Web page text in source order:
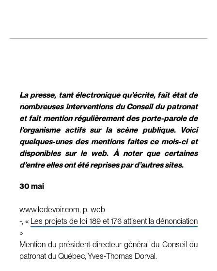
La presse, tant électronique qu’écrite, fait état de
nombreuses interventions du Conseil du patronat
et fait mention régulièrement des porte-parole de
l’organisme actifs sur la scène publique. Voici
quelques-unes des mentions faites ce mois-ci et
disponibles sur le web. À noter que certaines
d’entre elles ont été reprises par d’autres sites.
30 mai
www.ledevoir.com, p. web
-, « Les projets de loi 189 et 176 attisent la dénonciation
»
Mention du président-directeur général du Conseil du
patronat du Québec, Yves-Thomas Dorval.